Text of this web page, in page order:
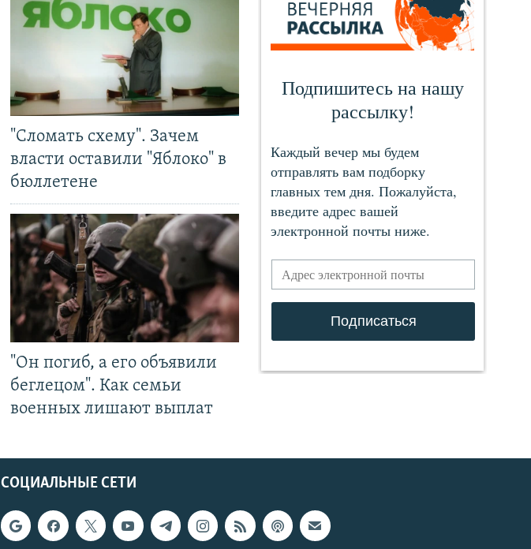
"Сломать схему". Зачем
власти оставили "Яблоко" в
бюллетене
"Он погиб, а его объявили
беглецом". Как семьи
военных лишают выплат
СОЦИАЛЬНЫЕ СЕТИ